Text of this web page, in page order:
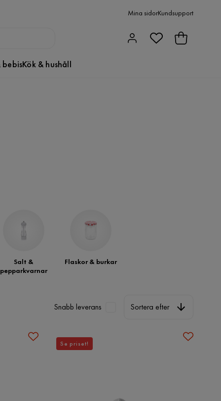
Mina sidorKundsupport
bebisKök & hushåll
Salt &
pepparkvarnar
Flaskor & burkar
Snabb leverans Sortera efter
Se priset!